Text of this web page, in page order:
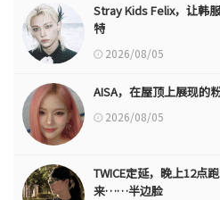
Stray Kids Felix，让
特
2026/08/05
AISA，在屋顶上展现的
2026/08/05
TWICE定延，晚上12点
来……半边脸